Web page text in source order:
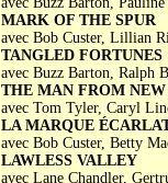
MARK OF THE SPUR
avec Bob Custer, Lillian
TANGLED FORTUNES
avec Buzz Barton, Ralph
THE MAN FROM
avec Tom Tyler, Caryl
LA MARQUE
avec Bob Custer, Betty
LAWLESS VALLEY
avec Lane Chandler,